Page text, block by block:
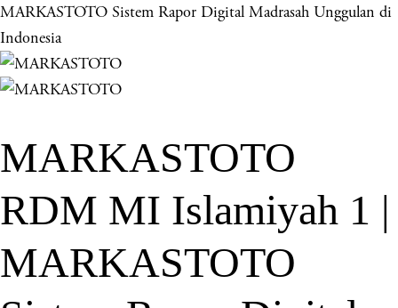
u
MARKASTOTO Sistem Rapor Digital Madrasah Unggulan di
Indonesia
MARKASTOTO
RDM MI Islamiyah 1 |
MARKASTOTO